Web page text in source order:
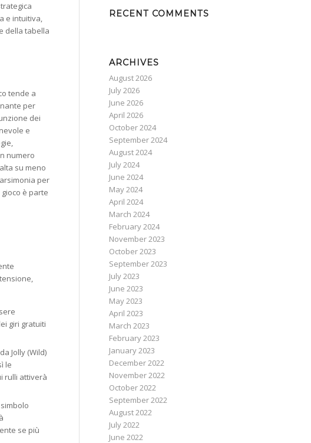
e intuitiva,
della tabella
tende a
per
dei
e
numero
su meno
per
è parte
giri gratuiti
Jolly (Wild)
le
rulli attiverà
se più
RECENT COMMENTS
ARCHIVES
August 2026
July 2026
June 2026
April 2026
October 2024
September 2024
August 2024
July 2024
June 2024
May 2024
April 2024
March 2024
February 2024
November 2023
October 2023
September 2023
July 2023
June 2023
May 2023
April 2023
March 2023
February 2023
January 2023
December 2022
November 2022
October 2022
September 2022
August 2022
July 2022
June 2022